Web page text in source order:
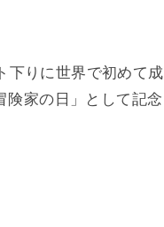
りに世界で初めて成
家の日」として記